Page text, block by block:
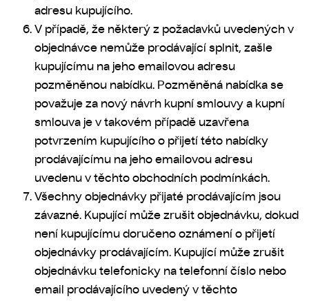
adresu kupujícího.
V případě, že některý z požadavků uvedených v
objednávce nemůže prodávající splnit, zašle
kupujícímu na jeho emailovou adresu
pozměněnou nabídku. Pozměněná nabídka se
považuje za nový návrh kupní smlouvy a kupní
smlouva je v takovém případě uzavřena
potvrzením kupujícího o přijetí této nabídky
prodávajícímu na jeho emailovou adresu
uvedenu v těchto obchodních podmínkách.
Všechny objednávky přijaté prodávajícím jsou
závazné. Kupující může zrušit objednávku, dokud
není kupujícímu doručeno oznámení o přijetí
objednávky prodávajícím. Kupující může zrušit
objednávku telefonicky na telefonní číslo nebo
email prodávajícího uvedený v těchto